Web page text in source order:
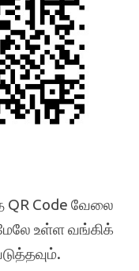
QR Code வேலை
உள்ள வங்கிக்